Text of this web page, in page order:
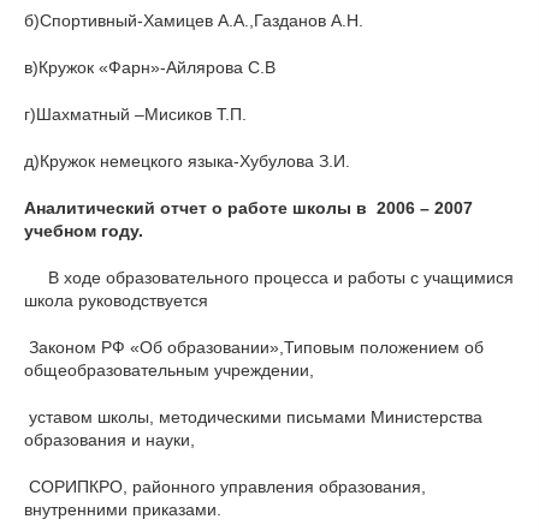
б)Спортивный-Хамицев А.А.,Газданов А.Н.
в)Кружок «Фарн»-Айлярова С.В
г)Шахматный –Мисиков Т.П.
д)Кружок немецкого языка-Хубулова З.И.
Аналитический отчет о работе школы в 2006 – 2007
учебном году.
В ходе образовательного процесса и работы с учащимися
школа руководствуется
Законом РФ «Об образовании»,Типовым положением об
общеобразовательным учреждении,
уставом школы, методическими письмами Министерства
образования и науки,
СОРИПКРО, районного управления образования,
внутренними приказами.